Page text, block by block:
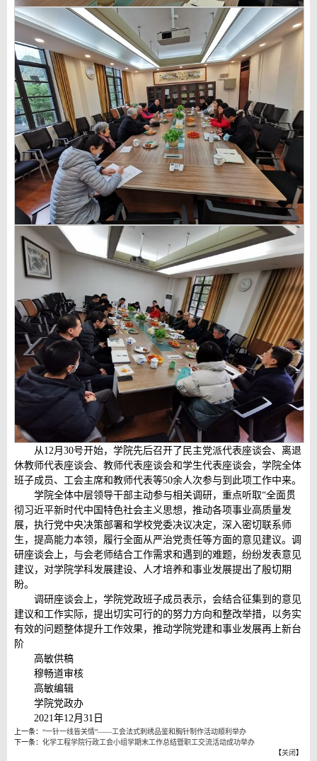
从12月30号开始，学院先后召开了民主党派代表座谈会、离退
休教师代表座谈会、教师代表座谈会和学生代表座谈会，学院全体
班子成员、工会主席和教师代表等50余人次参与到此项工作中来。
学院全体中层领导干部主动参与相关调研，重点听取“全面贯
彻习近平新时代中国特色社会主义思想，推动各项事业高质量发
展，执行党中央决策部署和学校党委决议决定，深入密切联系师
生，提高能力本领，履行全面从严治党责任等方面的意见建议。调
研座谈会上，与会老师结合工作需求和遇到的难题，纷纷发表意见
建议，对学院学科发展建设、人才培养和事业发展提出了殷切期
盼。
调研座谈会上，学院党政班子成员表示，会结合征集到的意见
建议和工作实际，提出切实可行的的努力方向和整改举措，以务实
有效的问题整体提升工作效果，推动学院党建和事业发展再上新台
阶
高敏供稿
穆畅道审核
高敏编辑
学院党政办
2021年12月31日
上一条： “一针一线皆关情”——工会法式刺绣品鉴和胸针制作活动顺利举办
下一条： 化学工程学院行政工会小组学期末工作总结暨职工交流活动成功举办
【关闭】